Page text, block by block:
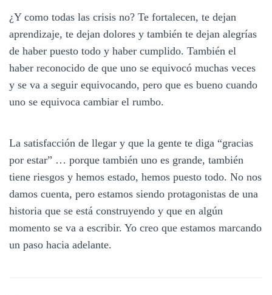
¿Y como todas las crisis no? Te fortalecen, te dejan
aprendizaje, te dejan dolores y también te dejan alegrías
de haber puesto todo y haber cumplido. También el
haber reconocido de que uno se equivocó muchas veces
y se va a seguir equivocando, pero que es bueno cuando
uno se equivoca cambiar el rumbo.
La satisfacción de llegar y que la gente te diga “gracias
por estar” … porque también uno es grande, también
tiene riesgos y hemos estado, hemos puesto todo. No nos
damos cuenta, pero estamos siendo protagonistas de una
historia que se está construyendo y que en algún
momento se va a escribir. Yo creo que estamos marcando
un paso hacia adelante.